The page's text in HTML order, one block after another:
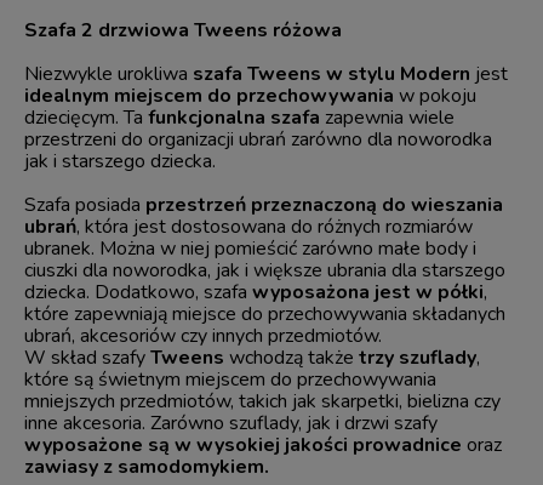
Szafa 2 drzwiowa Tweens różowa
Niezwykle urokliwa szafa Tweens w stylu Modern jest
idealnym miejscem do przechowywania w pokoju
dziecięcym. Ta funkcjonalna szafa zapewnia wiele
przestrzeni do organizacji ubrań zarówno dla noworodka
jak i starszego dziecka.
Szafa posiada przestrzeń przeznaczoną do wieszania
ubrań, która jest dostosowana do różnych rozmiarów
ubranek. Można w niej pomieścić zarówno małe body i
ciuszki dla noworodka, jak i większe ubrania dla starszego
dziecka. Dodatkowo, szafa wyposażona jest w półki,
które zapewniają miejsce do przechowywania składanych
ubrań, akcesoriów czy innych przedmiotów.
W skład szafyTweens wchodzą także trzy szuflady,
które są świetnym miejscem do przechowywania
mniejszych przedmiotów, takich jak skarpetki, bielizna czy
inne akcesoria. Zarówno szuflady, jak i drzwi szafy
wyposażone są w wysokiej jakości prowadnice oraz
zawiasy z samodomykiem.